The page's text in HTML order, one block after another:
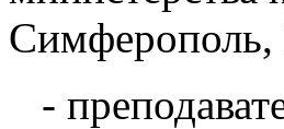
Симферополь,
-